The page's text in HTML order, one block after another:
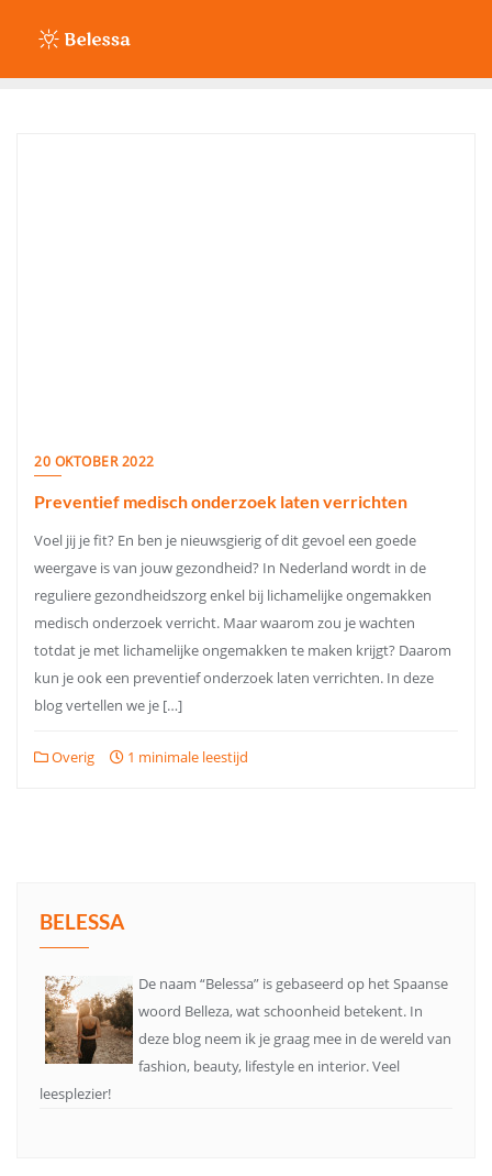
20 OKTOBER 2022
Preventief medisch onderzoek laten verrichten
Voel jij je fit? En ben je nieuwsgierig of dit gevoel een goede
weergave is van jouw gezondheid? In Nederland wordt in de
reguliere gezondheidszorg enkel bij lichamelijke ongemakken
medisch onderzoek verricht. Maar waarom zou je wachten
totdat je met lichamelijke ongemakken te maken krijgt? Daarom
kun je ook een preventief onderzoek laten verrichten. In deze
blog vertellen we je […]
Overig 1 minimale leestijd
BELESSA
De naam “Belessa” is gebaseerd op het Spaanse
woord Belleza, wat schoonheid betekent. In
deze blog neem ik je graag mee in de wereld van
fashion, beauty, lifestyle en interior. Veel
leesplezier!